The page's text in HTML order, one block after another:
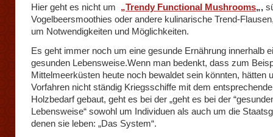
Hier geht es nicht um „Trendy Functional Mushrooms„,
Vogelbeersmoothies oder andere kulinarische Trend-
um Notwendigkeiten und Möglichkeiten.
Es geht immer noch um eine gesunde Ernährung innerhalb
gesunden Lebensweise.Wenn man bedenkt, dass zum
Mittelmeerküsten heute noch bewaldet sein könnten, hätten
Vorfahren nicht ständig Kriegsschiffe mit dem
Holzbedarf gebaut, geht es bei der „geht es bei der
Lebensweise“ sowohl um Individuen als auch um die
denen sie leben: „Das System“.